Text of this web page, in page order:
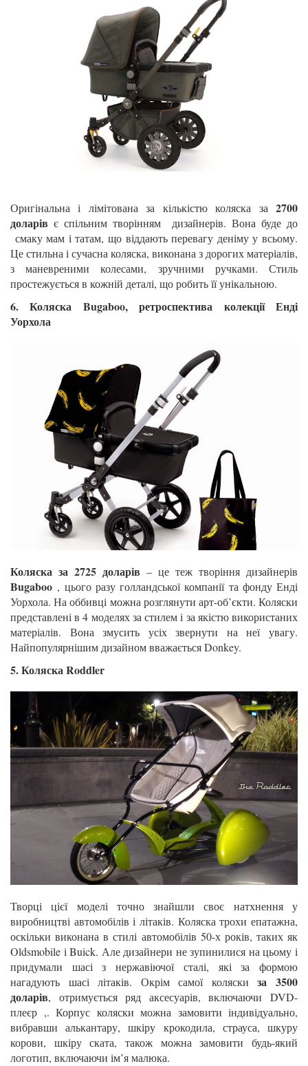
Оригінальна і лімітована за кількістю коляска за 2700
доларів є спільним творінням дизайнерів. Вона буде до
смаку мам і татам, що віддають перевагу деніму у всьому.
Це стильна і сучасна коляска, виконана з дорогих матеріалів,
з маневреними колесами, зручними ручками. Стиль
простежується в кожній деталі, що робить її унікальною.
6. Коляска Bugaboo, ретроспектива колекції Енді
Уорхола
Коляска за 2725 доларів – це теж творіння дизайнерів
Bugaboo , цього разу голландської компанії та фонду Енді
Уорхола. На оббивці можна розглянути арт-об’єкти. Коляски
представлені в 4 моделях за стилем і за якістю використаних
матеріалів. Вона змусить усіх звернути на неї увагу.
Найпопулярнішим дизайном вважається Donkey.
5. Коляска Roddler
Творці цієї моделі точно знайшли своє натхнення у
виробництві автомобілів і літаків. Коляска трохи епатажна,
оскільки виконана в стилі автомобілів 50-х років, таких як
Oldsmobile і Buick. Але дизайнери не зупинилися на цьому і
придумали шасі з нержавіючої сталі, які за формою
нагадують шасі літаків. Окрім самої коляски за 3500
доларів, отримується ряд аксесуарів, включаючи DVD-
плеєр ,. Корпус коляски можна замовити індивідуально,
вибравши алькантару, шкіру крокодила, страуса, шкуру
корови, шкіру ската, також можна замовити будь-який
логотип, включаючи ім’я малюка.